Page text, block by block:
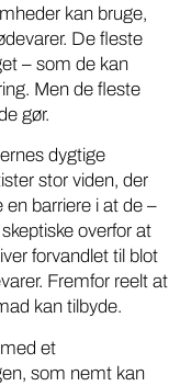
kan bruge,
De fleste
– som de kan
Men de fleste
gør.
dygtige
stor viden, der
barriere i at de –
overfor at
forvandlet til blot
Fremfor reelt at
kan tilbyde.
et
som nemt kan